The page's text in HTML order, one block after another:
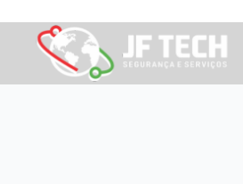
para
conteúdo